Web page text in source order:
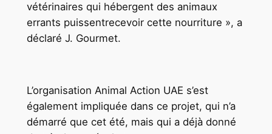
vétérinaires qui hébergent des animaux
errants puissentrecevoir cette nourriture », a
déclaré J. Gourmet.
L’organisation Animal Action UAE s’est
également impliquée dans ce projet, qui n’a
démarré que cet été, mais qui a déjà donné